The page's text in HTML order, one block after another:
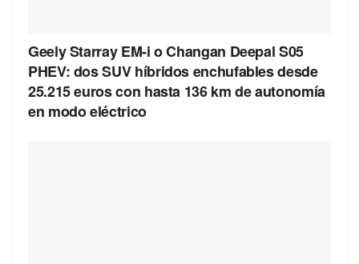
Geely Starray EM-i o Changan Deepal S05
PHEV: dos SUV híbridos enchufables desde
25.215 euros con hasta 136 km de autonomía
en modo eléctrico